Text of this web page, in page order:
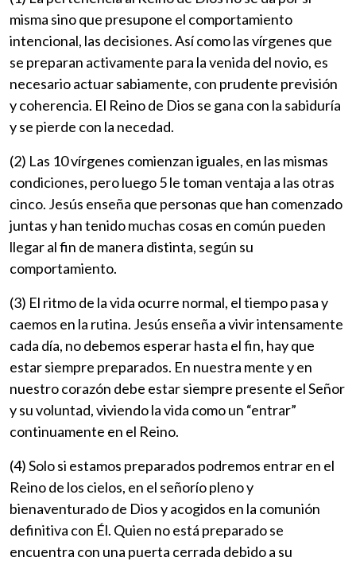
misma sino que presupone el comportamiento
intencional, las decisiones. Así como las vírgenes que
se preparan activamente para la venida del novio, es
necesario actuar sabiamente, con prudente previsión
y coherencia. El Reino de Dios se gana con la sabiduría
y se pierde con la necedad.
(2) Las 10 vírgenes comienzan iguales, en las mismas
condiciones, pero luego 5 le toman ventaja a las otras
cinco. Jesús enseña que personas que han comenzado
juntas y han tenido muchas cosas en común pueden
llegar al fin de manera distinta, según su
comportamiento.
(3) El ritmo de la vida ocurre normal, el tiempo pasa y
caemos en la rutina. Jesús enseña a vivir intensamente
cada día, no debemos esperar hasta el fin, hay que
estar siempre preparados. En nuestra mente y en
nuestro corazón debe estar siempre presente el Señor
y su voluntad, viviendo la vida como un “entrar”
continuamente en el Reino.
(4) Solo si estamos preparados podremos entrar en el
Reino de los cielos, en el señorío pleno y
bienaventurado de Dios y acogidos en la comunión
definitiva con Él. Quien no está preparado se
encuentra con una puerta cerrada debido a su